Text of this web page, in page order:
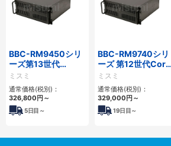
BBC-RM9450シリ
ーズ第13世代
Core・12世代
Celeron対応ラック
マウント4PCIe
ミスミ
通常価格(税別)：
326,800円～
5日目～
BBC-RM9740シリ
ーズ 第12世代Core
対応ラックマウント
FAPC4PCI・3PCIe
ミスミ
通常価格(税別)：
329,000円～
19日目～